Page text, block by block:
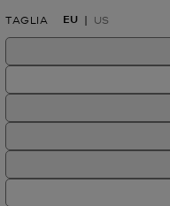
TAGLIA EU US